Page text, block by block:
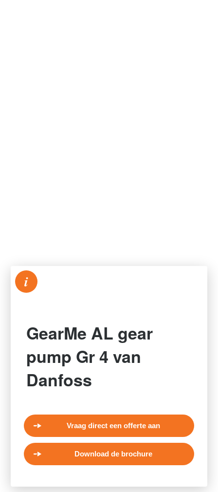
i
GearMe AL gear
pump Gr 4 van
Danfoss
Vraag direct een offerte aan
Download de brochure